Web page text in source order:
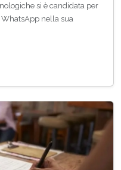
si è candidata per
nella sua